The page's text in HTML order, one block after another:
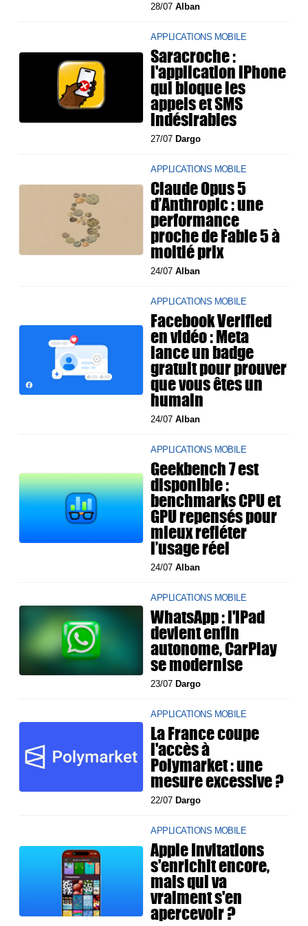
28/07Alban
APPLICATIONS MOBILE
Saracroche :
l'application iPhone
qui bloque les
appels et SMS
indésirables
27/07Dargo
APPLICATIONS MOBILE
Claude Opus 5
d’Anthropic : une
performance
proche de Fable 5 à
moitié prix
24/07Alban
APPLICATIONS MOBILE
Facebook Verified
en vidéo : Meta
lance un badge
gratuit pour prouver
que vous êtes un
humain
24/07Alban
APPLICATIONS MOBILE
Geekbench 7 est
disponible :
benchmarks CPU et
GPU repensés pour
mieux refléter
l’usage réel
24/07Alban
APPLICATIONS MOBILE
WhatsApp : l'iPad
devient enfin
autonome, CarPlay
se modernise
23/07Dargo
APPLICATIONS MOBILE
La France coupe
l'accès à
Polymarket : une
mesure excessive ?
22/07Dargo
APPLICATIONS MOBILE
Apple Invitations
s'enrichit encore,
mais qui va
vraiment s'en
apercevoir ?